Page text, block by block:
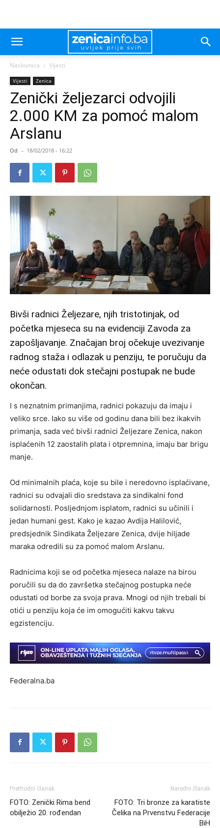
Naslovnica Vijesti
Vijesti Zenica
Zenički željezarci odvojili
2.000 KM za pomoć malom
Arslanu
Od - 18/02/2018 - 16:22
Bivši radnici Željezare, njih tristotinjak, od
početka mjeseca su na evidenciji Zavoda za
zapošljavanje. Značajan broj očekuje uvezivanje
radnog staža i odlazak u penziju, te poručuju da
neće odustati dok stečajni postupak ne bude
okončan.
I s neznatnim primanjima, radnici pokazuju da imaju i
veliko srce. Iako su više od godinu dana bili bez ikakvih
primanja, sada već bivši radnici Željezare Zenica, nakon
isplaćenih 12 zaostalih plata i otpremnina, imaju bar brigu
manje.
Od minimalnih plaća, koje su bile i neredovno isplaćivane,
radnici su odvajali dio sredstava za sindikalni fond
solidarnosti. Posljednjom isplatom, radnici su učinili i
jedan humani gest. Kako je kazao Avdija Halilović,
predsjednik Sindikata Željezare Zenica, dvije hiljade
maraka odredili su za pomoć malom Arslanu.
Radnicima koji se od početka mjeseca nalaze na birou
poručili su da do završetka stečajnog postupka neće
odustati od borbe za svoja prava. Mnogi od njih trebali bi
otići u penziju koja će im omogućiti kakvu takvu
egzistenciju.
Federalna.ba
Prethodni članak
FOTO: Zenički Rima bend
obilježio 20. rođendan
Naredni članak
FOTO: Tri bronze za karatiste
Čelika na Prvenstvu Federacije
BiH